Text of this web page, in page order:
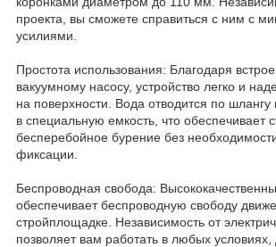
проекта, вы сможете справиться с ним с
усилиями.
Простота использования: Благодаря
вакуумному насосу, устройство легко и
на поверхности. Вода отводится по шлангу
в специальную емкость, что обеспечивает
бесперебойное бурение без
фиксации.
Беспроводная свобода:
обеспечивает беспроводную свободу
стройплощадке. Независимость от
позволяет вам работать в любых